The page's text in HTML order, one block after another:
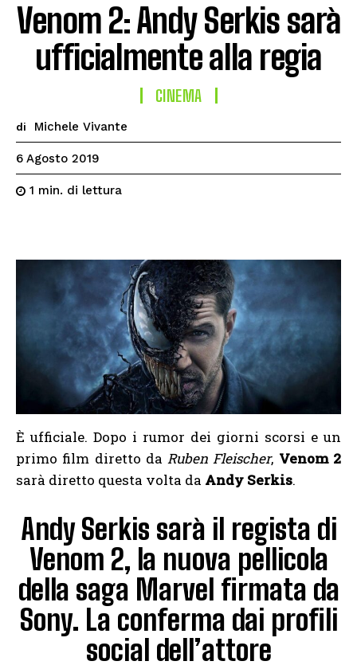
Venom 2: Andy Serkis sarà
ufficialmente alla regia
CINEMA
di Michele Vivante
6 Agosto 2019
1 min. di lettura
È ufficiale. Dopo i rumor dei giorni scorsi e un
primo film diretto daRuben Fleischer, Venom 2
sarà diretto questa volta da Andy Serkis.
Andy Serkis sarà il regista di
Venom 2, la nuova pellicola
della saga Marvel firmata da
Sony. La conferma dai profili
social dell’attore